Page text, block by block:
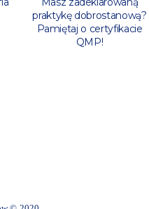
praktykę dobrostanową?
Pamiętaj o certyfikacie
QMP!